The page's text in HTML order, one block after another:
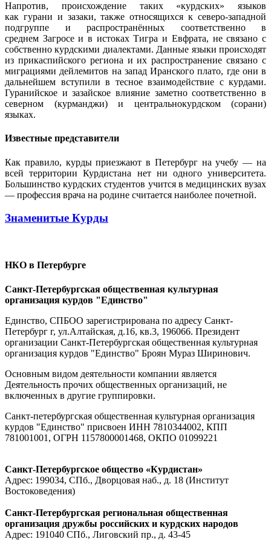
Напротив, происхождение таких «курдских» языков
как гурани и зазаки, также относящихся к северо-западной
подгруппе и распространённых соответственно в
среднем Загросе и в истоках Тигра и Евфрата, не связано с
собственно курдскими диалектами. Данные языки происходят
из прикаспийского региона и их распространение связано с
миграциями дейлемитов на запад Иранского плато, где они в
дальнейшем вступили в тесное взаимодействие с курдами.
Гуранийское и зазайское влияние заметно соответственно в
северном (курманджи) и центральнокурдском (сорани)
языках.
Известные представители
Как правило, курды приезжают в Петербург на учебу — на
всей территории Курдистана нет ни одного университета.
Большинство курдских студентов учится в медицинских вузах
— профессия врача на родине считается наиболее почетной.
Знаменитые Курды
НКО в Петербурге
Санкт-Петербургская общественная культурная
организация курдов "Единство"
Единство, СПБОО зарегистрирована по адресу Санкт-
Петербург г, ул.Алтайская, д.16, кв.3, 196066. Президент
организации Санкт-Петербургская общественная культурная
организация курдов "Единство" Броян Мураз Ширинович.
Основным видом деятельности компании является
Деятельность прочих общественных организаций, не
включенных в другие группировки.
Санкт-петербургская общественная культурная организация
курдов "Единство" присвоен ИНН 7810344002, КПП
781001001, ОГРН 1157800001468, ОКПО 01099221
Санкт-Петербургское общество «Курдистан»
Адрес: 199034, СПб., Дворцовая наб., д. 18 (Институт
Востоковедения)
Санкт-Петербургская региональная общественная
организация дружбы российских и курдских народов
Адрес: 191040 СПб., Лиговский пр., д. 43-45